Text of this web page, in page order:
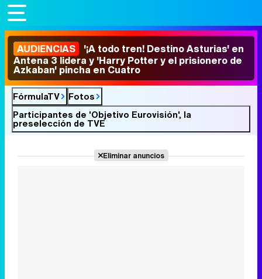
AUDIENCIAS '¡A todo tren! Destino Asturias' en
Antena 3 lidera y 'Harry Potter y el prisionero de
Azkaban' pincha en Cuatro
FórmulaTV
Fotos
Participantes de 'Objetivo Eurovisión', la
preselección de TVE
Eliminar anuncios